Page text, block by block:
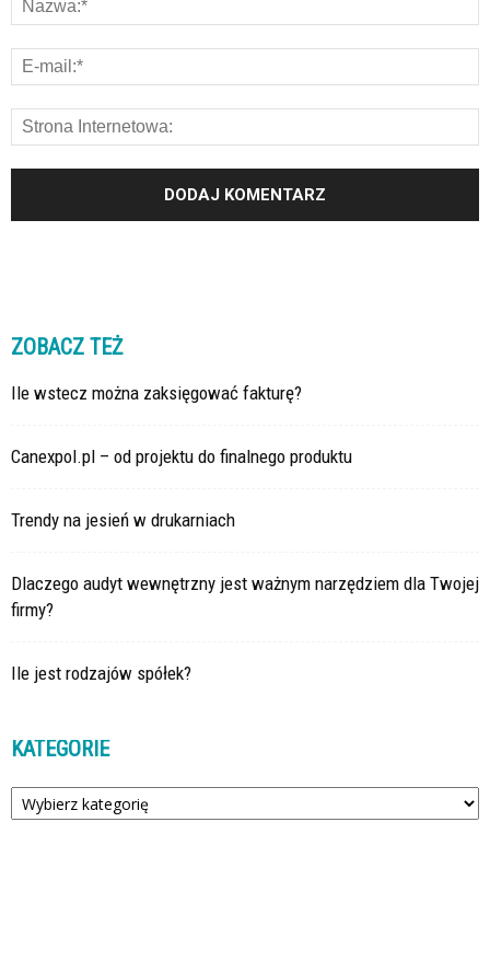
ZOBACZ TEŻ
Ile wstecz można zaksięgować fakturę?
Canexpol.pl – od projektu do finalnego produktu
Trendy na jesień w drukarniach
Dlaczego audyt wewnętrzny jest ważnym narzędziem dla Twojej
firmy?
Ile jest rodzajów spółek?
KATEGORIE
Kategorie